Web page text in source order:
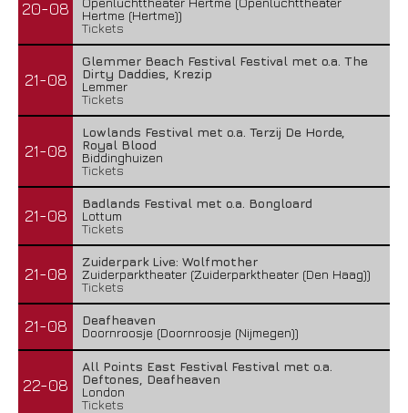
20-08
Hertme (Hertme))
Tickets
21-08
Glemmer Beach Festival Festival met o.a. The
Dirty Daddies, Krezip
Lemmer
Tickets
21-08
Lowlands Festival met o.a. Terzij De Horde,
Royal Blood
Biddinghuizen
Tickets
21-08
Badlands Festival met o.a. Bongloard
Lottum
Tickets
21-08
Zuiderpark Live: Wolfmother
Zuiderparktheater (Zuiderparktheater (Den Haag))
Tickets
21-08
Deafheaven
Doornroosje (Doornroosje (Nijmegen))
22-08
All Points East Festival Festival met o.a.
Deftones, Deafheaven
London
Tickets